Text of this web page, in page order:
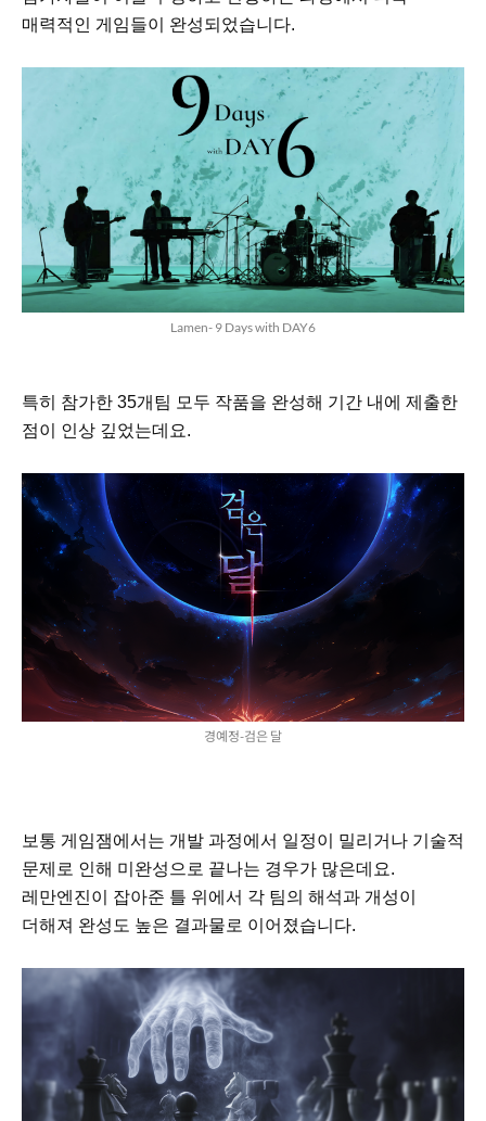
매력적인 게임들이 완성되었습니다.
Lamen- 9 Days with DAY6
특히 참가한 35개팀 모두 작품을 완성해 기간 내에 제출한
점이 인상 깊었는데요.
경예정-검은 달
보통 게임잼에서는 개발 과정에서 일정이 밀리거나 기술적
문제로 인해 미완성으로 끝나는 경우가 많은데요.
레만엔진이 잡아준 틀 위에서 각 팀의 해석과 개성이
더해져 완성도 높은 결과물로 이어졌습니다.